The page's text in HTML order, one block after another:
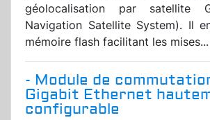
géolocalisation par satellite
Navigation Satellite System). Il
mémoire flash facilitant les mises...
- Module de
Gigabit Ethernet
configurable